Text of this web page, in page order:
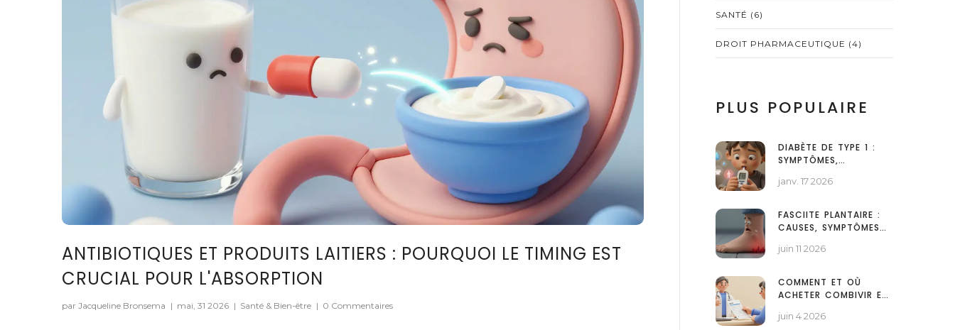
ANTIBIOTIQUES ET PRODUITS LAITIERS : POURQUOI LE TIMING EST
CRUCIAL POUR L'ABSORPTION
par Jacqueline Bronsema | mai, 31 2026 | Santé & Bien-être | 0 Commentaires
SANTÉ (6)
DROIT PHARMACEUTIQUE (4)
PLUS POPULAIRE
DIABÈTE DE TYPE 1 :
SYMPTÔMES,
OPTIONS DE
INSULINE
janv. 17 2026
FASCIITE PLANTAIRE :
CAUSES, SYMPTÔMES
EFFICACES POUR
AU TALON
juin 11 2026
COMMENT ET OÙ
ACHETER COMBIVIR EN
ET LÉGAL
juin 4 2026